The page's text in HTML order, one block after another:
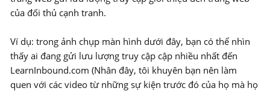
của đối thủ cạnh tranh.
Ví dụ: trong ảnh chụp màn hình dưới đây, bạn có thể nhìn
thấy ai đang gửi lưu lượng truy cập cập nhiều nhất đến
LearnInbound.com (Nhân đây, tôi khuyên bạn nên làm
quen với các video từ những sự kiện trước đó của họ mà họ